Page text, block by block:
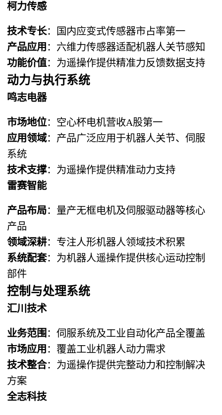
柯力传感
技术专长：国内应变式传感器市占率第一
产品应用 ：六维力传感器适配机器人关节感知
功能价值：为遥操作提供精准力反馈数据支持
动力与执行系统
鸣志电器
市场地位：空心杯电机营收A股第一
应用领域：产品广泛应用于机器人关节、伺服
系统
技术支撑：为遥操作提供精准动力支持
雷赛智能
产品布局：量产无框电机及伺服驱动器等核心
产品
领域深耕：专注人形机器人领域技术积累
系统配套：为机器人遥操作提供核心运动控制
部件
控制与处理系统
汇川技术
业务范围 ：伺服系统及工业自动化产品全覆盖
市场应用 ：覆盖工业机器人动力需求
技术整合：为遥操作提供完整动力和控制解决
方案
全志科技